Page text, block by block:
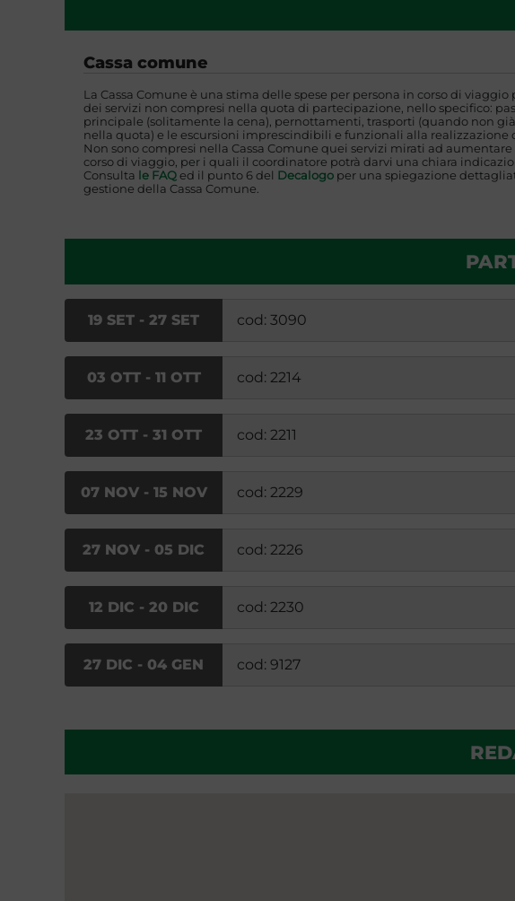
Cassa comune
La Cassa Comune è una stima delle spese per persona in corso di viaggio
dei servizi non compresi nella quota di partecipazione, nello specifico:
principale (solitamente la cena), pernottamenti, trasporti (quando non
nella quota) e le escursioni imprescindibili e funzionali alla realizzazione
Non sono compresi nella Cassa Comune quei servizi mirati ad
corso di viaggio, per i quali il coordinatore potrà darvi una chiara
Consulta le FAQed il punto 6 del Decalogoper una spiegazione
gestione della Cassa Comune.
19 SET - 27 SET cod: 3090
03 OTT - 11 OTT cod: 2214
23 OTT - 31 OTT cod: 2211
07 NOV - 15 NOV cod: 2229
27 NOV - 05 DIC cod: 2226
12 DIC - 20 DIC cod: 2230
27 DIC - 04 GEN cod: 9127